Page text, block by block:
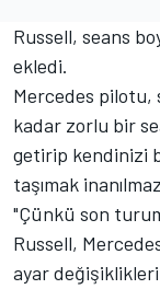
Russell, seans
ekledi.
Mercedes pilotu,
kadar zorlu bir
getirip kendinizi
taşımak
"Çünkü son
Russell,
ayar